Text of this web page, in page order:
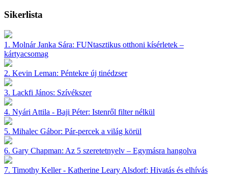
Sikerlista
1. Molnár Janka Sára: FUNtasztikus otthoni kísérletek –
kártyacsomag
2. Kevin Leman: Péntekre új tinédzser
3. Lackfi János: Szívékszer
4. Nyári Attila - Baji Péter: Istenről filter nélkül
5. Mihalec Gábor: Pár-percek a világ körül
6. Gary Chapman: Az 5 szeretetnyelv – Egymásra hangolva
7. Timothy Keller - Katherine Leary Alsdorf: Hivatás és elhívás